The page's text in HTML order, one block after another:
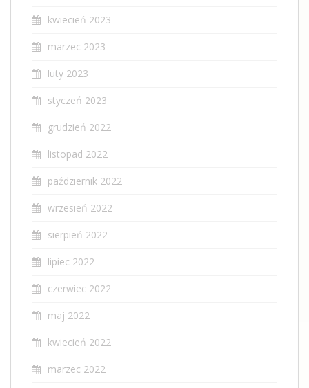
kwiecień 2023
marzec 2023
luty 2023
styczeń 2023
grudzień 2022
listopad 2022
październik 2022
wrzesień 2022
sierpień 2022
lipiec 2022
czerwiec 2022
maj 2022
kwiecień 2022
marzec 2022